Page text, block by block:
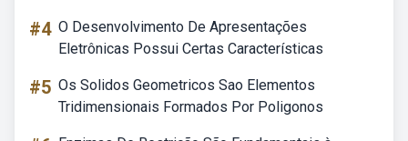
#4 O Desenvolvimento De Apresentações
Eletrônicas Possui Certas Características
#5 Os Solidos Geometricos Sao Elementos
Tridimensionais Formados Por Poligonos